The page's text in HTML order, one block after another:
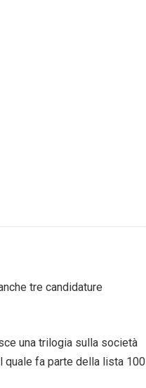
tre candidature
una trilogia sulla società
quale fa parte della lista 100